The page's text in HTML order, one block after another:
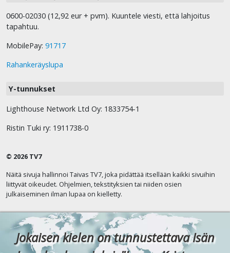
0600-02030 (12,92 eur + pvm). Kuuntele viesti, että lahjoitus
tapahtuu.
MobilePay: 91717
Rahankeräyslupa
Y-tunnukset
Lighthouse Network Ltd Oy: 1833754-1
Ristin Tuki ry: 1911738-0
© 2026 TV7
Näitä sivuja hallinnoi Taivas TV7, joka pidättää itsellään kaikki sivuihin
liittyvät oikeudet. Ohjelmien, tekstityksien tai niiden osien
julkaiseminen ilman lupaa on kielletty.
Jokaisen kielen on tunnustettava Isän